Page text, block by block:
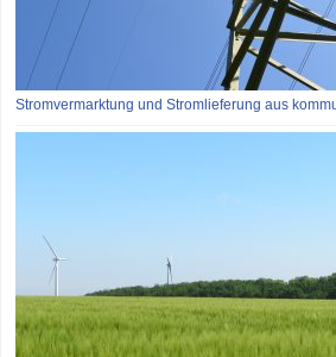
Stromvermarktung und Stromlieferung aus